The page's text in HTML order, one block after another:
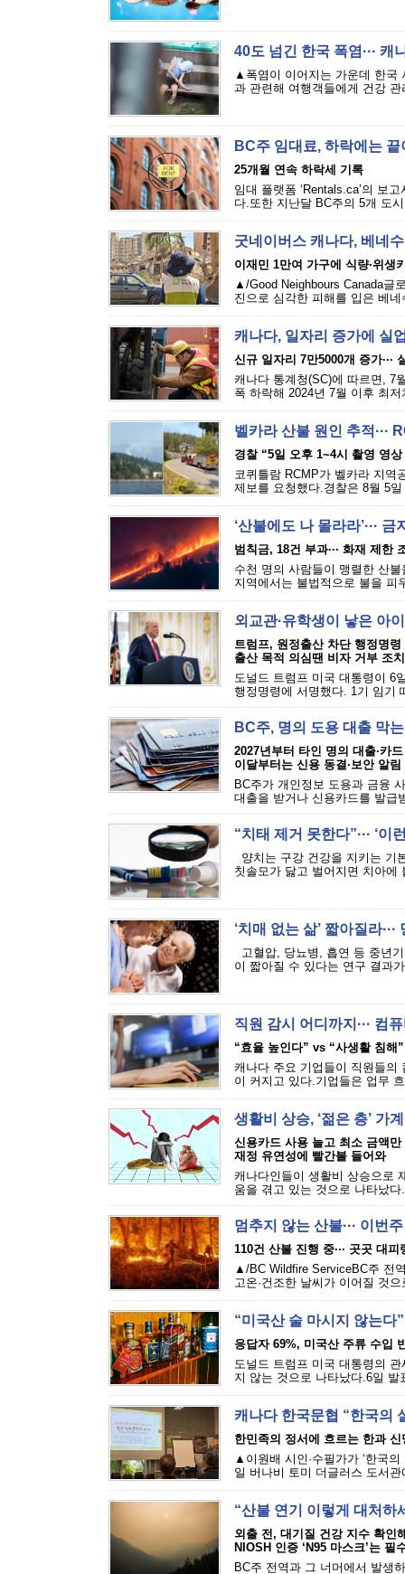
40도 넘긴 한국 폭염···
▲폭염이 이어지는 가운데 한국
과 관련해 여행객들에게 건강
BC주 임대료, 하락에는
25개월 연속 하락세 기록
임대 플랫폼 ‘Rentals.ca’의 보
다.또한 지난달 BC주의 5개 도
굿네이버스 캐나다, 베네
이재민 1만여 가구에 식량·위생
▲/Good Neighbours Canada글
진으로 심각한 피해를 입은 베
캐나다, 일자리 증가에 실
신규 일자리 7만5000개 증가···
캐나다 통계청(SC)에 따르면, 7
폭 하락해 2024년 7월 이후 최
벨카라 산불 원인 추적···
경찰 “5일 오후 1~4시 촬영 영상
코퀴틀람 RCMP가 벨카라 지역
제보를 요청했다.경찰은 8월 5
‘산불에도 나 몰라라’···
범칙금, 18건 부과··· 화재 제한
수천 명의 사람들이 맹렬한 산
지역에서는 불법적으로 불을 피
외교관·유학생이 낳은 아
트럼프, 원정출산 차단 행정명령
출산 목적 의심땐 비자 거부 조치
도널드 트럼프 미국 대통령이 6
행정명령에 서명했다. 1기 임기
BC주, 명의 도용 대출 막
2027년부터 타인 명의 대출·카
이달부터는 신용 동결·보안 알
BC주가 개인정보 도용과 금융
대출을 받거나 신용카드를 발급
“치태 제거 못한다”··· ‘
양치는 구강 건강을 지키는 기
칫솔모가 닳고 벌어지면 치아에
‘치매 없는 삶’ 짧아질라
고혈압, 당뇨병, 흡연 등 중년
이 짧아질 수 있다는 연구 결과
직원 감시 어디까지··· 컴
“효율 높인다” vs “사생활 침해”
캐나다 주요 기업들이 직원들의
이 커지고 있다.기업들은 업무
생활비 상승, ‘젊은 층’ 가
신용카드 사용 늘고 최소 금액만
재정 유연성에 빨간불 들어와
캐나다인들이 생활비 상승으로
움을 겪고 있는 것으로 나타났
멈추지 않는 산불··· 이번
110건 산불 진행 중··· 곳곳 대피
▲/BC Wildfire ServiceBC주 전
고온·건조한 날씨가 이어질 것
“미국산 술 마시지 않는다
응답자 69%, 미국산 주류 수입
도널드 트럼프 미국 대통령의
지 않는 것으로 나타났다.6일
캐나다 한국문협 “한국의
한민족의 정서에 흐르는 한과 신
▲이원배 시인·수필가가 ‘한국
일 버나비 토미 더글러스 도서관
“산불 연기 이렇게 대처하
외출 전, 대기질 건강 지수 확인
NIOSH 인증 ‘N95 마스크’는 필
BC주 전역과 그 너머에서 발생